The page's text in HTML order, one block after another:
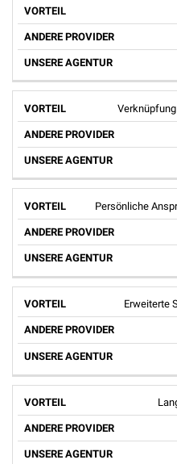
VORTEIL
PROVIDER
Persönliche
Erweiterte